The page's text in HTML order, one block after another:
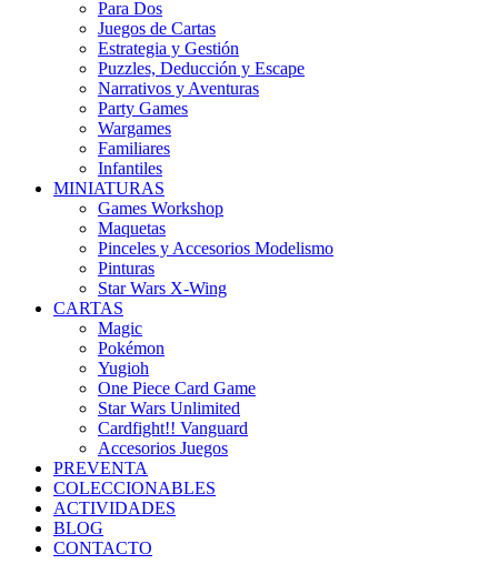
Para Dos
Juegos de Cartas
Estrategia y Gestión
Puzzles, Deducción y Escape
Narrativos y Aventuras
Party Games
Wargames
Familiares
Infantiles
MINIATURAS
Games Workshop
Maquetas
Pinceles y Accesorios Modelismo
Pinturas
Star Wars X-Wing
CARTAS
Magic
Pokémon
Yugioh
One Piece Card Game
Star Wars Unlimited
Cardfight!! Vanguard
Accesorios Juegos
PREVENTA
COLECCIONABLES
ACTIVIDADES
BLOG
CONTACTO